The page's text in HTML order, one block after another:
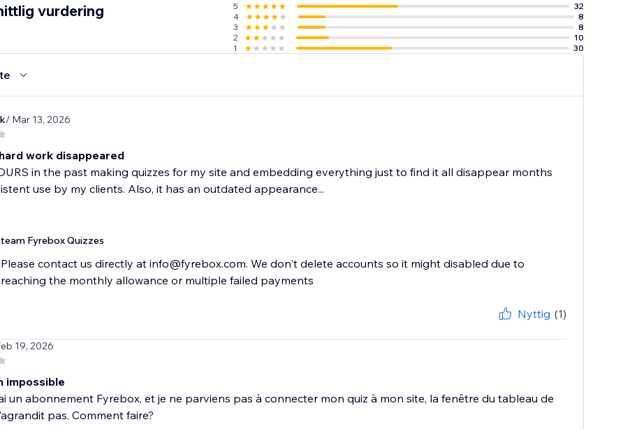
vurdering 5
32
4
8
3
8
2
10
1
30
/ Mar 13, 2026
work disappeared
in the past making quizzes for my site and embedding everything just to find it all disappear months
use by my clients. Also, it has an outdated appearance...
team Fyrebox Quizzes
Please contact us directly at info@fyrebox.com. We don't delete accounts so it might disabled due to
reaching the monthly allowance or multiple failed payments
Nyttig (1)
19, 2026
impossible
un abonnement Fyrebox, et je ne parviens pas à connecter mon quiz à mon site, la fenêtre du tableau de
pas. Comment faire?